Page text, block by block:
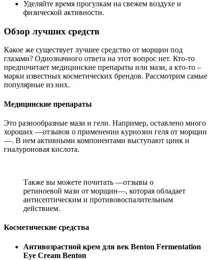
Уделяйте время прогулкам на свежем воздухе и
физической активности.
Обзор лучших средств
Какое же существует лучшее средство от морщин под
глазами? Однозначного ответа на этот вопрос нет. Кто-то
предпочитает медицинские препараты или мази, а кто-то –
марки известных косметических брендов. Рассмотрим самые
популярные из них.
Медицинские препараты
Это разнообразные мази и гели. Например, оставлено много
хороших —отзывов о применении куриозин геля от морщин
—. В нем активными компонентами выступают цинк и
гиалуроновая кислота.
Также вы можете почитать —отзывы о
ретиноевой мази от морщин—, которая обладает
антисептическим и противовоспалительным
действием.
Косметические средства
Антивозрастной крем для век Benton Fermentation
Eye Cream Benton